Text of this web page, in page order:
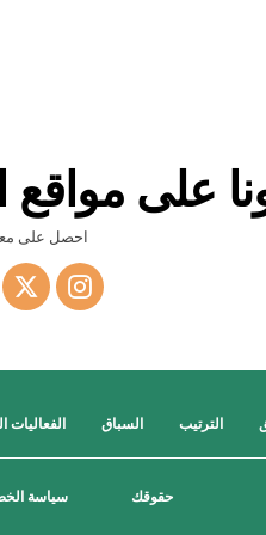
على
احصل على
الترتيب السباق الفعاليات
حقوقك سياسة